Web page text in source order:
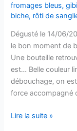
fromages bleus,
biche, rôti de
Dégusté le 14/06/
le bon moment de
Une bouteille
est… Belle couleur
débouchage, on
force accompagné
Côtes-
Lire la suite »